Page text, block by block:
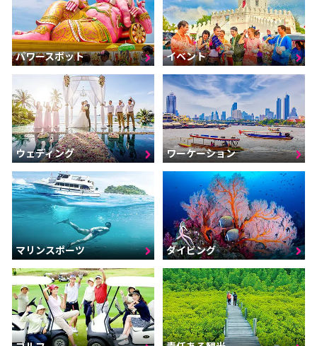
パワースポット イベント
ウェディング ワーケーション
マリンスポーツ ダイビング